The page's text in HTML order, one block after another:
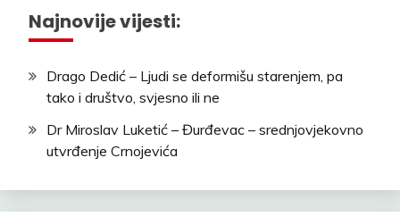
Najnovije vijesti:
Drago Dedić – Ljudi se deformišu starenjem, pa
tako i društvo, svjesno ili ne
Dr Miroslav Luketić – Đurđevac – srednjovjekovno
utvrđenje Crnojevića